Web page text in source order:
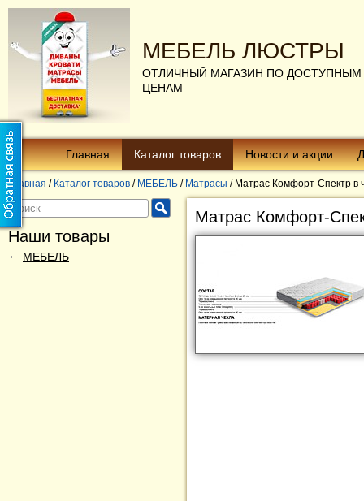
МЕБЕЛЬ ЛЮСТРЫ
ОТЛИЧНЫЙ МАГАЗИН ПО ДОСТУПНЫМ
ЦЕНАМ
Главная Каталог товаров Новости и акции
Главная / Каталог товаров / МЕБЕЛЬ / Матрасы / Матрас Комфорт-Спектр в
Наши товары
МЕБЕЛЬ
Матрас Комфорт-